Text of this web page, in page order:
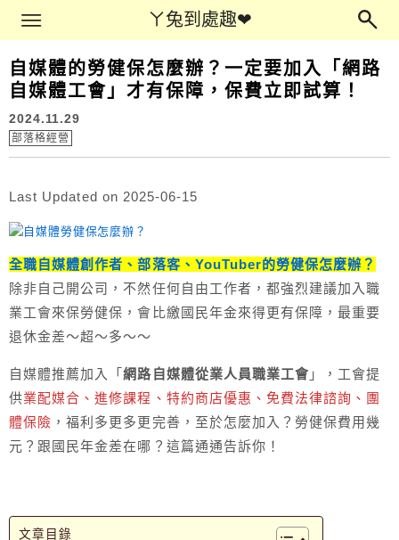
ㄚ兔到處趣❤
Main Menu
自媒體的勞健保怎麼辦？一定要加入「網路
自媒體工會」才有保障，保費立即試算！
2024.11.29
部落格經營
Last Updated on 2025-06-15
全職自媒體創作者、部落客、YouTuber的勞健保怎麼辦？
除非自己開公司，不然任何自由工作者，都強烈建議加入職
業工會來保勞健保，會比繳國民年金來得更有保障，最重要
退休金差～超～多～～
自媒體推薦加入「網路自媒體從業人員職業工會 」，工會提
供業配媒合、進修課程、特約商店優惠、免費法律諮詢、團
體保險 ，福利多更多更完善，至於怎麼加入？勞健保費用幾
元？跟國民年金差在哪？這篇通通告訴你！
文章目錄